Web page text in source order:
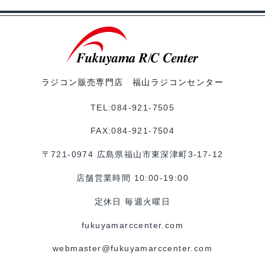
ラジコン販売専門店 福山ラジコンセンター
TEL:084-921-7505
FAX:084-921-7504
〒721-0974 広島県福山市東深津町3-17-12
店舗営業時間 10:00-19:00
定休日 毎週火曜日
fukuyamarccenter.com
webmaster@fukuyamarccenter.com